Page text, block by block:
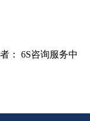
： 6S咨询服务中